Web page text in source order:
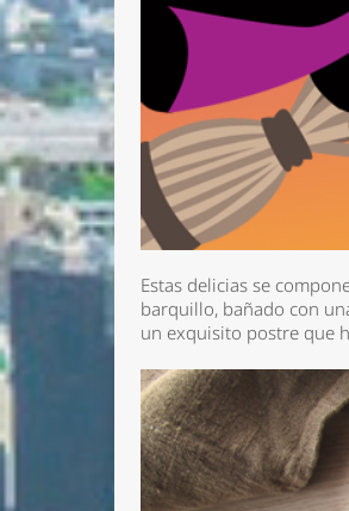
Estas delicias se
barquillo, bañado con
un exquisito postre que